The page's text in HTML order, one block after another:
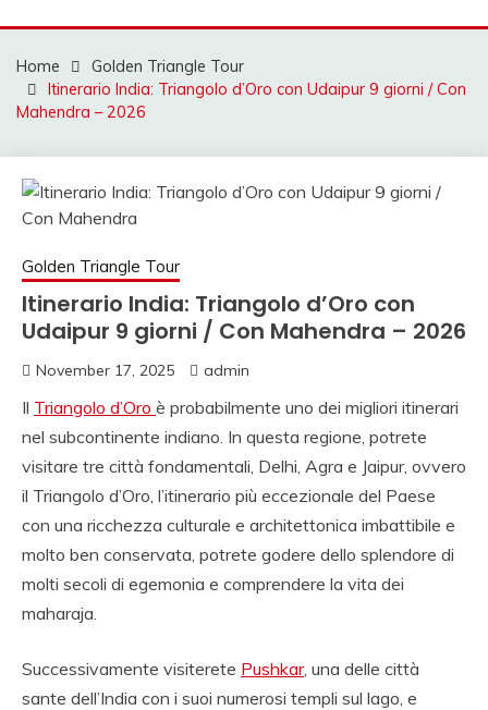
MAHENDRA VIAGGI |
VIAGGIO IN INDIA,
VIAGGIO INDIA,
CON AUTISTA IN
INDIA, VIAGGI SU
MISURA IN INDIA,
INDIA
VIAGGIO,VIAGGIO IN
NORD INDIA,
IN SUD INDIA
VIAGGIO IN NORD,
VIAGGIO IN SUD,
NOLEGGIO DI AUTO
CON CONDUCENTE
INDIA, VIAGGI INDIA,
VIAGGIO IN INDIA
CON GUIDA, INDIA
Home
Golden Triangle Tour
Itinerario India: Triangolo d’Oro con Udaipur 9 giorni / Con
Mahendra – 2026
Golden Triangle Tour
Itinerario India: Triangolo d’Oro con
Udaipur 9 giorni / Con Mahendra – 2026
November 17, 2025 admin
Il Triangolo d’Oro è probabilmente uno dei migliori itinerari
nel subcontinente indiano. In questa regione, potrete
visitare tre città fondamentali, Delhi, Agra e Jaipur, ovvero
il Triangolo d’Oro, l’itinerario più eccezionale del Paese
con una ricchezza culturale e architettonica imbattibile e
molto ben conservata, potrete godere dello splendore di
molti secoli di egemonia e comprendere la vita dei
maharaja.
Successivamente visiterete Pushkar, una delle città
sante dell’India con i suoi numerosi templi sul lago, e